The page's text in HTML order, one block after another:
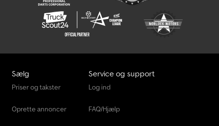
Sælg
Priser og takster
Oprette annoncer
Service og support
Log ind
FAQ/Hjælp